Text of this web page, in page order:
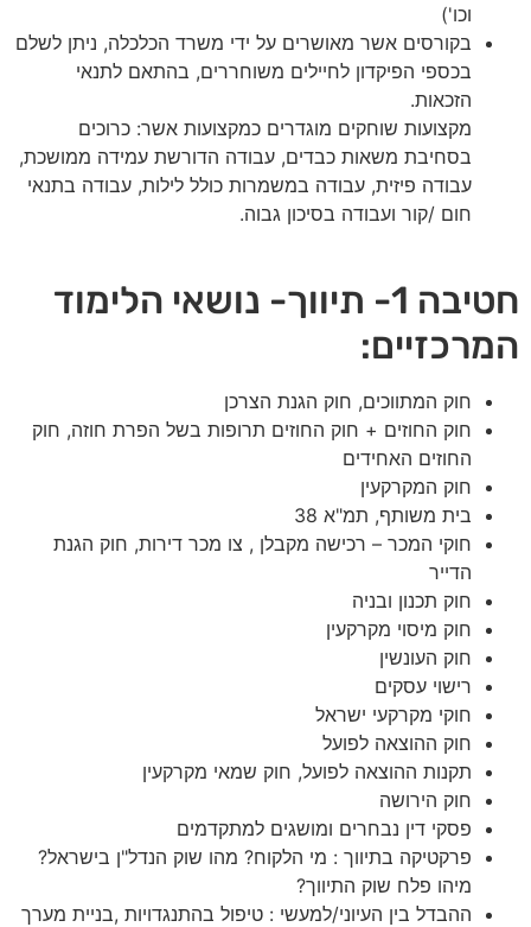
וכו')
בקורסים אשר מאושרים על ידי משרד הכלכלה, ניתן לשלם
בכספי הפיקדון לחיילים משוחררים, בהתאם לתנאי
הזכאות.
מקצועות שוחקים מוגדרים כמקצועות אשר: כרוכים
בסחיבת משאות כבדים, עבודה הדורשת עמידה ממושכת,
עבודה פיזית, עבודה במשמרות כולל לילות, עבודה בתנאי
חום /קור ועבודה בסיכון גבוה.
חטיבה 1- תיווך- נושאי הלימוד
המרכזיים:
חוק המתווכים, חוק הגנת הצרכן
חוק החוזים + חוק החוזים תרופות בשל הפרת חוזה, חוק
החוזים האחידים
חוק המקרקעין
בית משותף, תמ"א 38
חוקי המכר – רכישה מקבלן , צו מכר דירות, חוק הגנת
הדייר
חוק תכנון ובניה
חוק מיסוי מקרקעין
חוק העונשין
רישוי עסקים
חוקי מקרקעי ישראל
חוק ההוצאה לפועל
תקנות ההוצאה לפועל, חוק שמאי מקרקעין
חוק הירושה
פסקי דין נבחרים ומושגים למתקדמים
פרקטיקה בתיווך : מי הלקוח? מהו שוק הנדל"ן בישראל?
מיהו פלח שוק התיווך?
ההבדל בין העיוני/למעשי : טיפול בהתנגדויות ,בניית מערך